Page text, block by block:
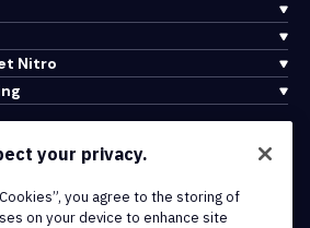
Nitro
your privacy.
you agree to the storing of
on your device to enhance site